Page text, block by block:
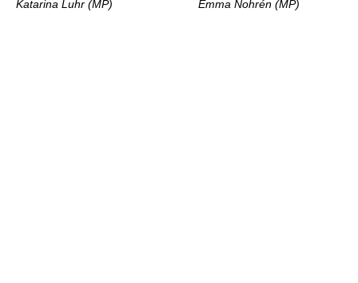
Katarina Luhr (MP) Emma Nohrén (MP)